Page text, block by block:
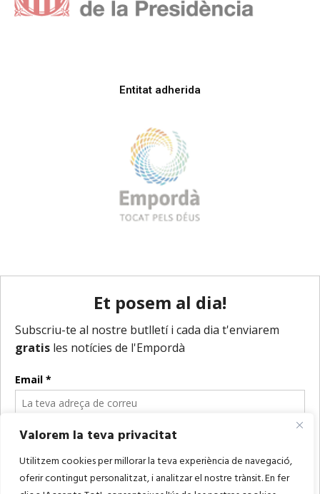
Valorem la teva privacitat
Utilitzem cookies per millorar la teva experiència de navegació,
oferir contingut personalitzat, i analitzar el nostre trànsit. En fer
Entitat adherida